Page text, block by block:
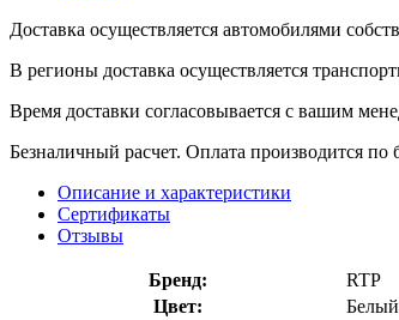
Доставка осуществляется автомобилями
В регионы доставка осуществляется
Время доставки согласовывается с вашим
Безналичный расчет. Оплата производится по
Описание и характеристики
Сертификаты
Отзывы
Бренд:
RTP
Цвет:
Белый